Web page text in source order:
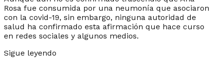
Rosa fue consumida por una neumonía que asociaron
con la covid-19, sin embargo, ninguna autoridad de
salud ha confirmado esta afirmación que hace curso
en redes sociales y algunos medios.
Sigue leyendo